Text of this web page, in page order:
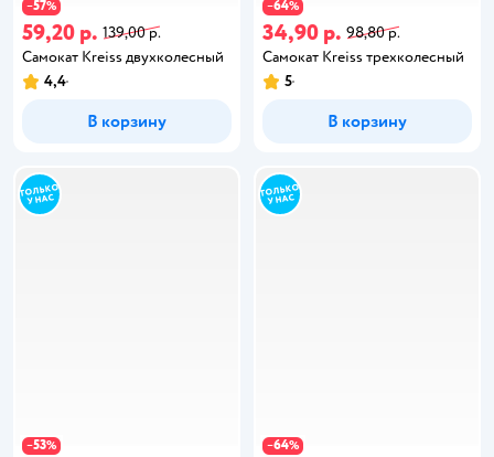
−57%
59,20 р. 139,00 р.
Самокат Kreiss двухколесный
4,4
В корзину
−64%
34,90 р. 98,80 р.
Самокат Kreiss трехколесный
5
В корзину
−53% −64%